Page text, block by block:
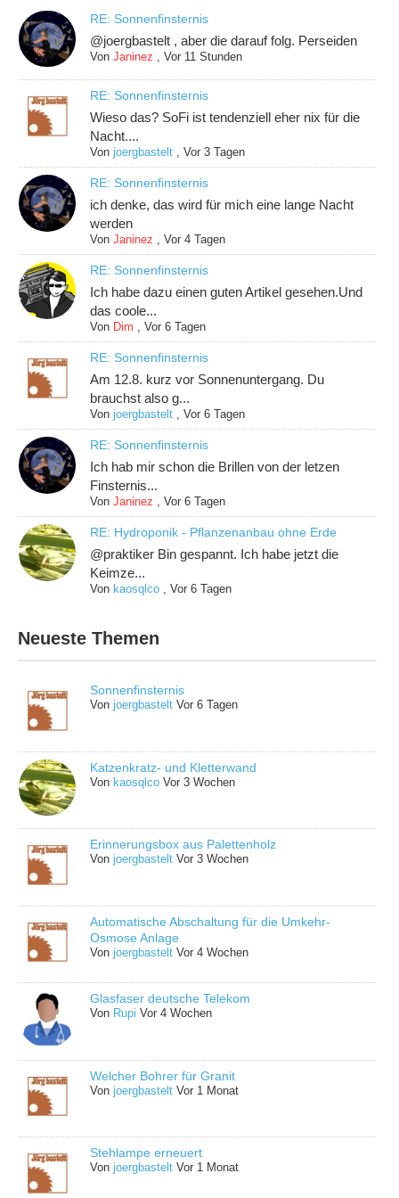
RE: Sonnenfinsternis
@joergbastelt , aber die darauf folg. Perseiden
VonJaninez ,Vor 11 Stunden
RE: Sonnenfinsternis
Wieso das? SoFi ist tendenziell eher nix für die
Nacht....
Vonjoergbastelt ,Vor 3 Tagen
RE: Sonnenfinsternis
ich denke, das wird für mich eine lange Nacht
werden
VonJaninez ,Vor 4 Tagen
RE: Sonnenfinsternis
Ich habe dazu einen guten Artikel gesehen.Und
das coole...
Von Dim ,Vor 6 Tagen
RE: Sonnenfinsternis
Am 12.8. kurz vor Sonnenuntergang. Du
brauchst also g...
Vonjoergbastelt ,Vor 6 Tagen
RE: Sonnenfinsternis
Ich hab mir schon die Brillen von der letzen
Finsternis...
VonJaninez ,Vor 6 Tagen
RE: Hydroponik - Pflanzenanbau ohne Erde
@praktiker Bin gespannt. Ich habe jetzt die
Keimze...
Von kaosqlco ,Vor 6 Tagen
Neueste Themen
Sonnenfinsternis
Vonjoergbastelt Vor 6 Tagen
Katzenkratz- und Kletterwand
Vonkaosqlco Vor 3 Wochen
Erinnerungsbox aus Palettenholz
Vonjoergbastelt Vor 3 Wochen
Automatische Abschaltung für die Umkehr-
Osmose Anlage
Vonjoergbastelt Vor 4 Wochen
Glasfaser deutsche Telekom
Von Rupi Vor 4 Wochen
Welcher Bohrer für Granit
Vonjoergbastelt Vor 1 Monat
Stehlampe erneuert
Vonjoergbastelt Vor 1 Monat